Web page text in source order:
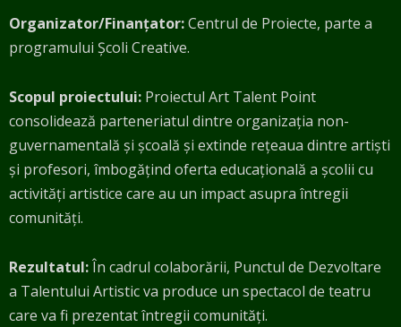
Organizator/Finanțator:Centrul de Proiecte, parte a
programului Școli Creative.
Scopul proiectului: Proiectul Art Talent Point
consolidează parteneriatul dintre organizația non-
guvernamentală și școală și extinde rețeaua dintre artiști
și profesori, îmbogățind oferta educațională a școlii cu
activități artistice care au un impact asupra întregii
comunități.
Rezultatul:În cadrul colaborării, Punctul de Dezvoltare
a Talentului Artistic va produce un spectacol de teatru
care va fi prezentat întregii comunități.